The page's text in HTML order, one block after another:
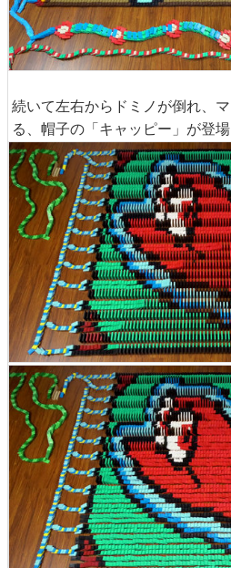
続いて左右からドミノが倒れ、
る、帽子の「キャッピー」が登場